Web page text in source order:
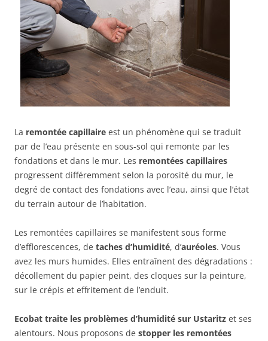
La remontée capillaire est un phénomène qui se traduit
par de l’eau présente en sous-sol qui remonte par les
fondations et dans le mur. Les remontées capillaires
progressent différemment selon la porosité du mur, le
degré de contact des fondations avec l’eau, ainsi que l’état
du terrain autour de l’habitation.
Les remontées capillaires se manifestent sous forme
d’efflorescences, de taches d’humidité, d’auréoles. Vous
avez les murs humides. Elles entraînent des dégradations :
décollement du papier peint, des cloques sur la peinture,
sur le crépis et effritement de l’enduit.
Ecobat traite les problèmes d’humidité sur Ustaritz et ses
alentours. Nous proposons de stopper les remontées